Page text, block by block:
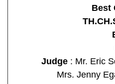
Best
Judge : Mr. Eric
Mrs. Jenny